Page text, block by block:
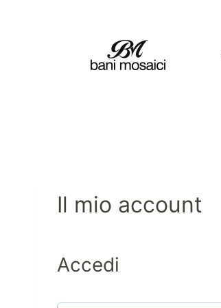
Il mio account
Accedi